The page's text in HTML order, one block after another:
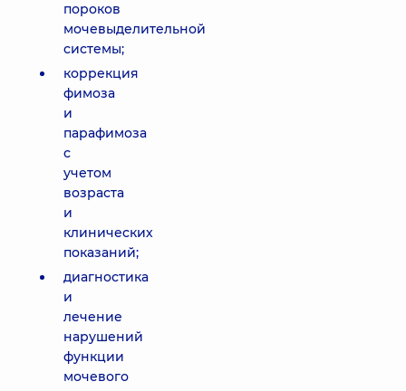
пороков
мочевыделительной
системы;
коррекция
фимоза
и
парафимоза
с
учетом
возраста
и
клинических
показаний;
диагностика
и
лечение
нарушений
функции
мочевого